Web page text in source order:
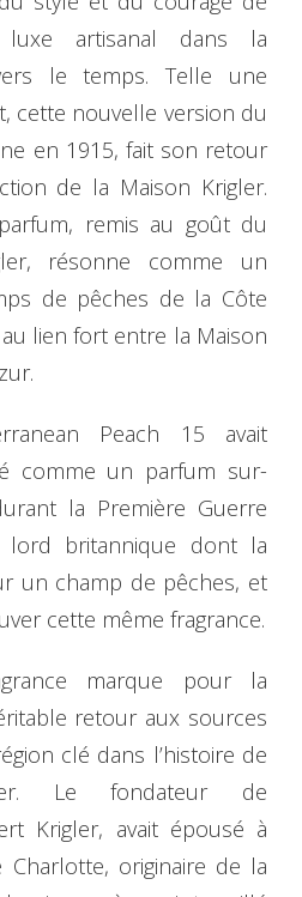
luxe artisanal dans la
le temps. Telle une
cette nouvelle version du
en 1915, fait son retour
de la Maison Krigler.
remis au goût du
résonne comme un
de pêches de la Côte
lien fort entre la Maison
Peach 15 avait
comme un parfum sur-
la Première Guerre
lord britannique dont la
un champ de pêches, et
cette même fragrance.
marque pour la
retour aux sources
clé dans l’histoire de
Le fondateur de
Krigler, avait épousé à
Charlotte, originaire de la